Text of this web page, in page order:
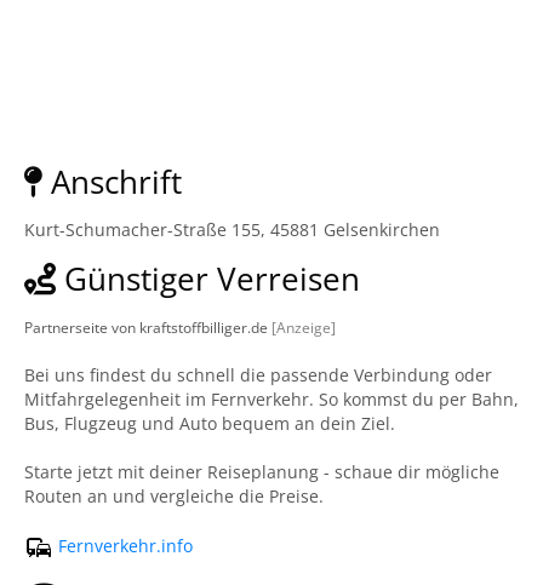
Anschrift
Kurt-Schumacher-Straße 155, 45881 Gelsenkirchen
Günstiger Verreisen
Partnerseite von kraftstoffbilliger.de [Anzeige]
Bei uns findest du schnell die passende Verbindung oder
Mitfahrgelegenheit im Fernverkehr. So kommst du per Bahn,
Bus, Flugzeug und Auto bequem an dein Ziel.
Starte jetzt mit deiner Reiseplanung - schaue dir mögliche
Routen an und vergleiche die Preise.
Fernverkehr.info